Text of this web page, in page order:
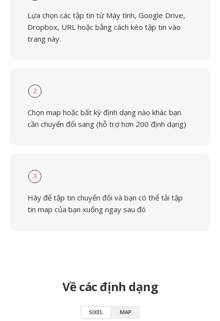
Lựa chọn các tập tin từ Máy tính, Google Drive,
Dropbox, URL hoặc bằng cách kéo tập tin vào
trang này.
2
Chọn map hoặc bất kỳ định dạng nào khác bạn
cần chuyển đổi sang (hỗ trợ hơn 200 định dạng)
3
Hãy để tập tin chuyển đổi và bạn có thể tải tập
tin map của bạn xuống ngay sau đó
Về các định dạng
SIXEL MAP